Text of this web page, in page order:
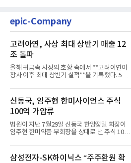
epic-Company
고려아연, 사상 최대 상반기 매출 12
조 돌파
올해 귀금속 시장의 호황 속에서 **고려아연이
창사 이후 최대 상반기 실적**을 기록했다. 5일
신동국, 임주현 한미사이언스 주식
100억 가압류
법원이 지난 7월29일 신동국 한양정밀 회장이
임주현 한미약품 부회장을 상대로 낸 주식 100
삼성전자-SK하이닉스 “주주환원 확